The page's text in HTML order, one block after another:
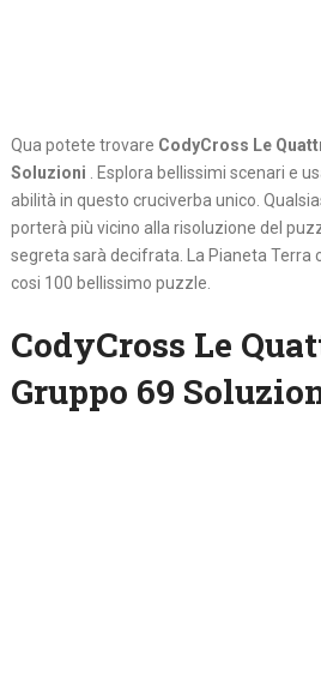
Qua potete trovare CodyCross Le
Soluzioni . Esplora bellissimi scenari e
abilità in questo cruciverba unico.
porterà più vicino alla risoluzione del
segreta sarà decifrata. La Pianeta Terra
cosi 100 bellissimo puzzle.
CodyCross Le
Gruppo 69